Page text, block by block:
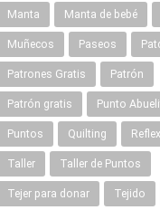
Manta Manta de bebé
Muñecos Paseos
Patrones Gratis Patrón
Patrón gratis Punto
Puntos Quilting
Taller Taller de Puntos
Tejer para donar Tejido